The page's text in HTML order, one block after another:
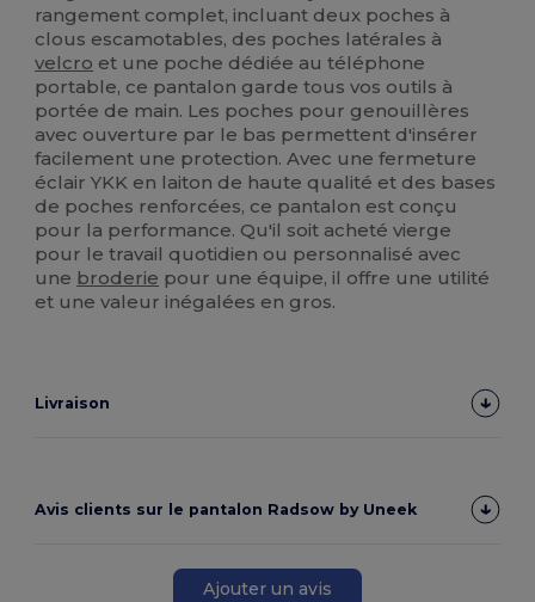
rangement complet, incluant deux poches à
clous escamotables, des poches latérales à
velcro et une poche dédiée au téléphone
portable, ce pantalon garde tous vos outils à
portée de main. Les poches pour genouillères
avec ouverture par le bas permettent d'insérer
facilement une protection. Avec une fermeture
éclair YKK en laiton de haute qualité et des bases
de poches renforcées, ce pantalon est conçu
pour la performance. Qu'il soit acheté vierge
pour le travail quotidien ou personnalisé avec
une broderie pour une équipe, il offre une utilité
et une valeur inégalées en gros.
Livraison
Avis clients sur le pantalon Radsow by Uneek
Ajouter un avis